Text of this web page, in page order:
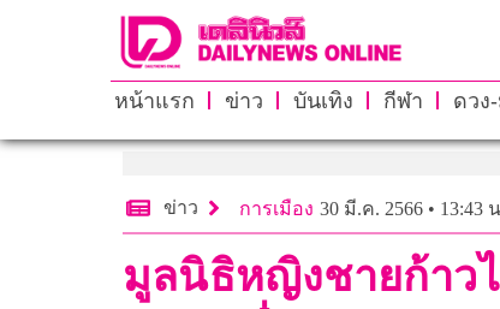
หน้าแรก ข่าว บันเทิง กีฬา ดวง
ข่าว การเมือง 30 มี.ค. 2566 • 13:43
มูลนิธิหญิงชายก้าว